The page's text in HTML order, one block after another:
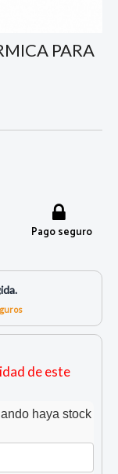
PARA
Pago seguro
de este
haya stock